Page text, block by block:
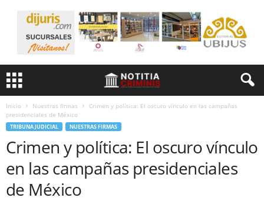
Inicio Nuestras firmas
Crimen y política: El oscuro vínculo en las campañas
presidenciales de México
TRIBUNA JUDICIAL NUESTRAS FIRMAS
Crimen y política: El oscuro vínculo
en las campañas presidenciales
de México